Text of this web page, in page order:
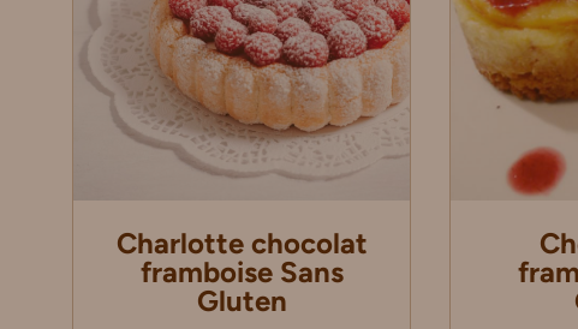
Charlotte chocolat
framboise Sans
Gluten